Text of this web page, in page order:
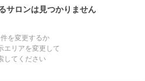
サロンは見つかりません
を変更するか
エリアを変更して
してください